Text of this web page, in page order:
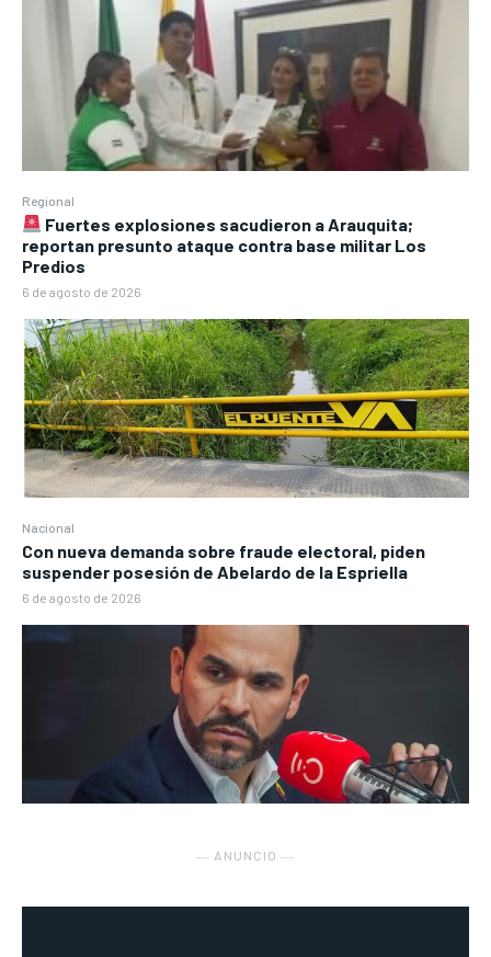
Regional
Fuertes explosiones sacudieron a Arauquita;
reportan presunto ataque contra base militar Los
Predios
6 de agosto de 2026
Nacional
Con nueva demanda sobre fraude electoral, piden
suspender posesión de Abelardo de la Espriella
6 de agosto de 2026
― ANUNCIO ―